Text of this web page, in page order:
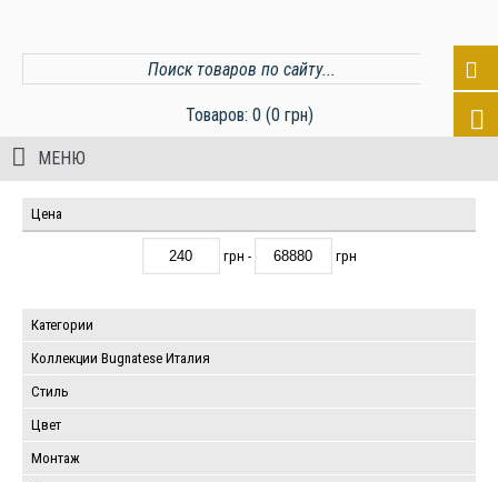
Товаров: 0 (0 грн)
МЕНЮ
Цена
грн - грн
Категории
Коллекции Bugnatese Италия
Стиль
Цвет
Монтаж